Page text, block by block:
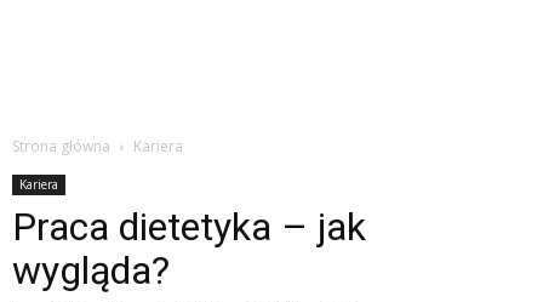
Strona główna Kariera
Kariera
Praca dietetyka – jak
wygląda?